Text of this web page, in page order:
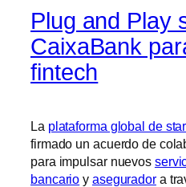
Plug and Play
CaixaBank
fintech
La plataforma global de
firmado un acuerdo de
para impulsar nuevos
bancario y aseguradora